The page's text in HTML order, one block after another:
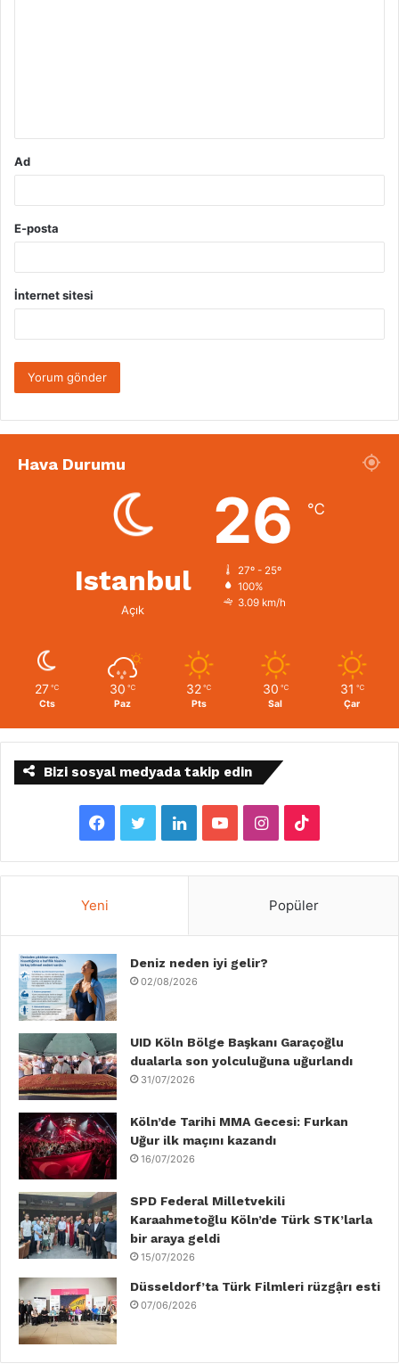
Ad
E-posta
İnternet sitesi
Hava Durumu
Istanbul
Açık
26 ℃
27º - 25º
100%
3.09 km/h
27 ℃
Cts
30 ℃
Paz
32 ℃
Pts
30 ℃
Sal
31 ℃
Çar
Bizi sosyal medyada takip edin
a
b
o
o
k
w
t
r
L
i
e
I
n
o
u
e
I
n
r
i
Yeni Popüler
Deniz neden iyi gelir?
02/08/2026
UID Köln Bölge Başkanı Garaçoğlu
dualarla son yolculuğuna uğurlandı
31/07/2026
Köln’de Tarihi MMA Gecesi: Furkan
Uğur ilk maçını kazandı
16/07/2026
SPD Federal Milletvekili
Karaahmetoğlu Köln’de Türk STK’larla
bir araya geldi
15/07/2026
Düsseldorf’ta Türk Filmleri rüzgậrı esti
07/06/2026